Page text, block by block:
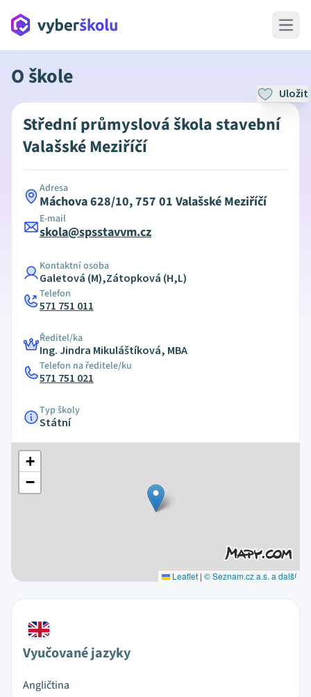
Open
O škole
Uložit
Střední průmyslová škola stavební
Valašské Meziříčí
Adresa
Máchova 628/10, 757 01 Valašské Meziříčí
E-mail
skola@spsstavvm.cz
Kontaktní osoba
Galetová (M),Zátopková (H,L)
Telefon
571 751 011
Ředitel/ka
Ing. Jindra Mikuláštíková, MBA
Telefon na ředitele/ku
571 751 021
Typ školy
Státní
+
−
Leaflet | © Seznam.cz a.s. a další
Vyučované jazyky
Angličtina